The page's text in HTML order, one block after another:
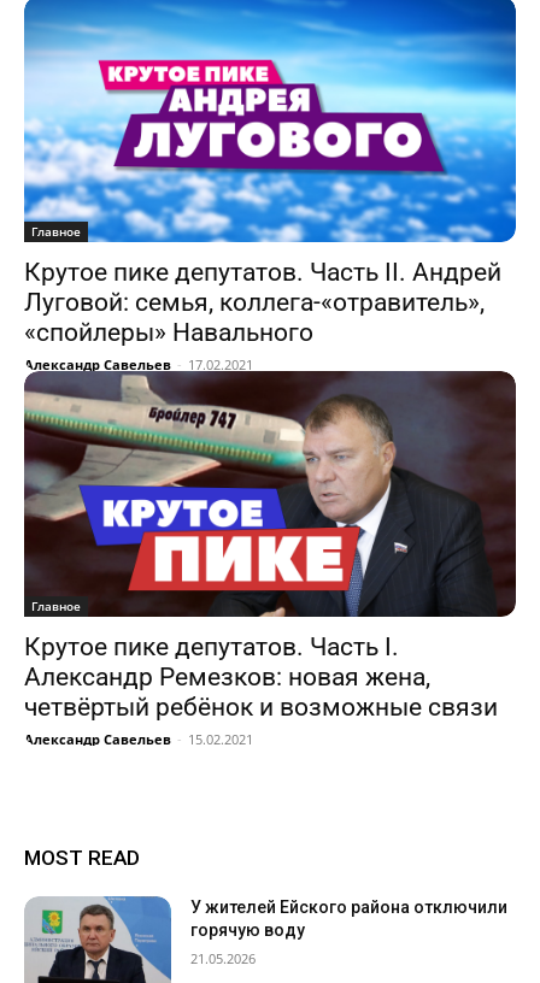
Главное
Крутое пике депутатов. Часть II. Андрей
Луговой: семья, коллега-«отравитель»,
«спойлеры» Навального
Александр Савельев - 17.02.2021
Главное
Крутое пике депутатов. Часть I.
Александр Ремезков: новая жена,
четвёртый ребёнок и возможные связи
Александр Савельев - 15.02.2021
MOST READ
У жителей Ейского района отключили
горячую воду
21.05.2026